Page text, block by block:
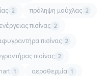
2 πρόληψη μούχλας 2
πισίνας 2
πισίνας 2
πισίνας 2
1 αεροθερμία 1